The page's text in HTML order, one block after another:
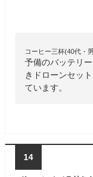
コーヒー三杯(40代・
予備のバッテリ
きドローンセッ
ています。
14